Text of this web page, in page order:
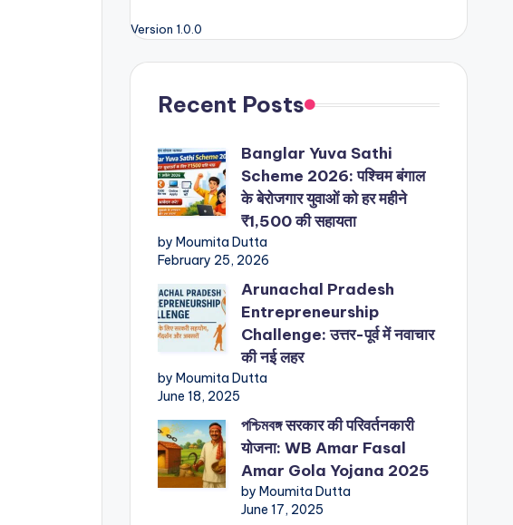
Version 1.0.0
Recent Posts
Banglar Yuva Sathi
Scheme 2026: पश्चिम बंगाल
के बेरोजगार युवाओं को हर महीने
₹1,500 की सहायता
by Moumita Dutta
February 25, 2026
Arunachal Pradesh
Entrepreneurship
Challenge: उत्तर-पूर्व में नवाचार
की नई लहर
by Moumita Dutta
June 18, 2025
পশ্চিমবঙ্গ सरकार की परिवर्तनकारी
योजना: WB Amar Fasal
Amar Gola Yojana 2025
by Moumita Dutta
June 17, 2025